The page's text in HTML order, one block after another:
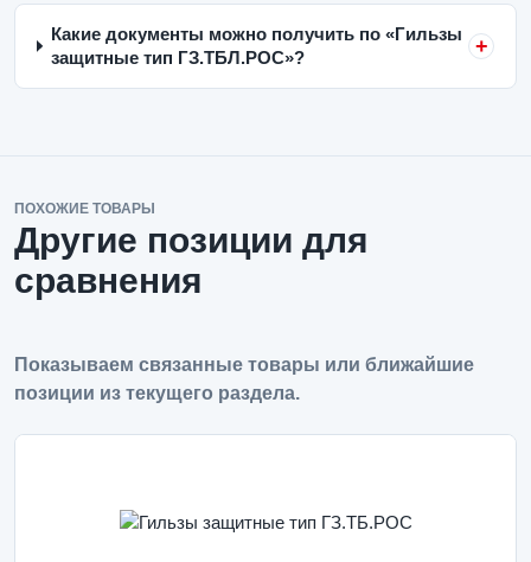
Какие документы можно получить по «Гильзы
защитные тип ГЗ.ТБЛ.РОС»?
ПОХОЖИЕ ТОВАРЫ
Другие позиции для
сравнения
Показываем связанные товары или ближайшие
позиции из текущего раздела.